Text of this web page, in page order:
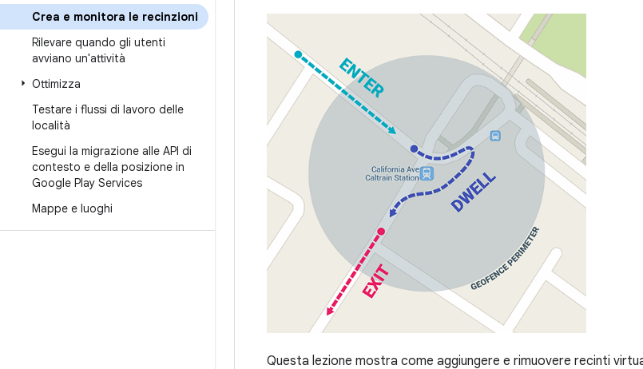
Crea e monitora le recinzioni
Rilevare quando gli utenti
avviano un'attività
Ottimizza
Testare i flussi di lavoro delle
località
Esegui la migrazione alle API di
contesto e della posizione in
Google Play Services
Mappe e luoghi
Questa lezione mostra come aggiungere e rimuovere recinti